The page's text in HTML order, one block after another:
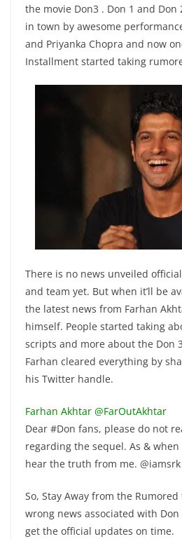
the movie Don3 . Don 1 and Don
in town by awesome
and Priyanka Chopra and now
Installment started taking
There is no news unveiled
and team yet. But when it’ll be
the latest news from Farhan
himself. People started taking
scripts and more about the Don
Farhan cleared everything by
his Twitter handle.
Farhan Akhtar ‏@FarOutAkhtar
Dear #Don fans, please do not
regarding the sequel. As & when
hear the truth from me. @iamsrk
So, Stay Away from the
wrong news associated with
get the official updates on time.